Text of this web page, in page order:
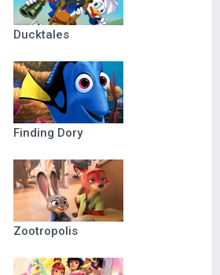
Ducktales
Finding Dory
Zootropolis